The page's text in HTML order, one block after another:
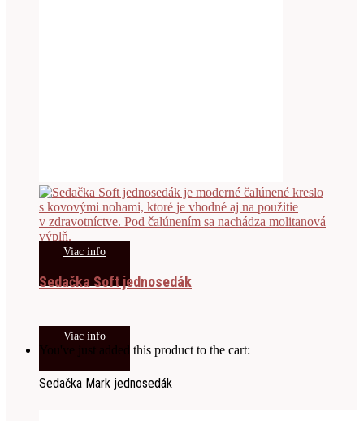
Viac info
Sedačka Soft jednosedák
Viac info
You've just added this product to the cart:
Sedačka Mark jednosedák